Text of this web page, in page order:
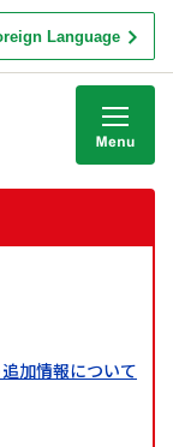
Language
加情報について